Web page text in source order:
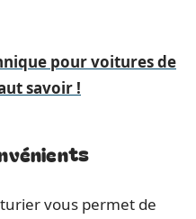
pour voitures de
savoir !
vous permet de